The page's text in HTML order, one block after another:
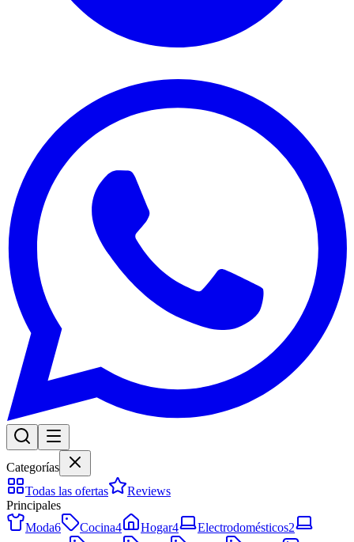
Categorías
Todas las ofertas
Reviews
Principales
Moda6 Cocina4 Hogar4 Electrodomésticos2